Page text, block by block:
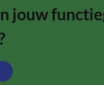
jouw